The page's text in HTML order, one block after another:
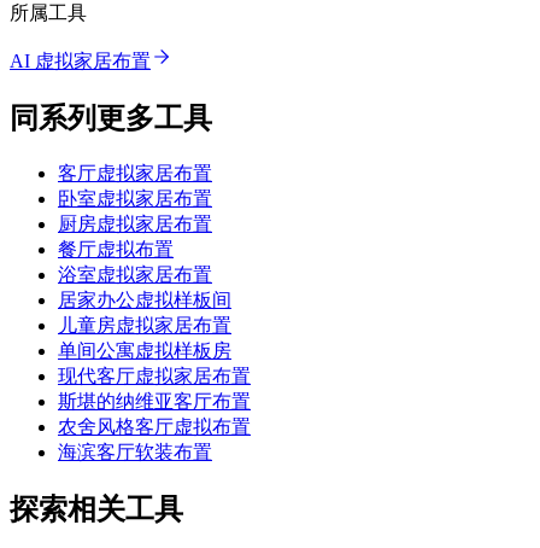
所属工具
AI 虚拟家居布置
同系列更多工具
客厅虚拟家居布置
卧室虚拟家居布置
厨房虚拟家居布置
餐厅虚拟布置
浴室虚拟家居布置
居家办公虚拟样板间
儿童房虚拟家居布置
单间公寓虚拟样板房
现代客厅虚拟家居布置
斯堪的纳维亚客厅布置
农舍风格客厅虚拟布置
海滨客厅软装布置
探索相关工具